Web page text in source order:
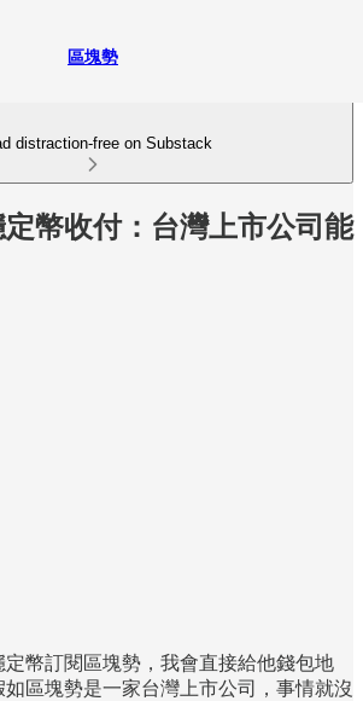
區塊勢
distraction-free on Substack
幣收付：台灣上市公司能
幣訂閱區塊勢，我會直接給他錢包地
區塊勢是一家台灣上市公司，事情就沒